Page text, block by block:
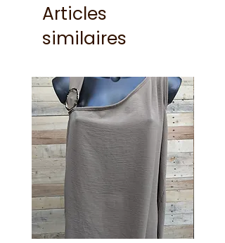
Articles
similaires